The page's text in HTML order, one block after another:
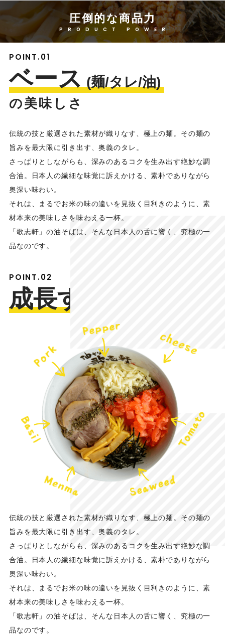
圧倒的な商品力
PRODUCT POWER
POINT.01
ベース (麺/タレ/油)
の美味しさ
伝統の技と厳選された素材が織りなす、極上の麺。その麺の
旨みを最大限に引き出す、奥義のタレ。
さっぱりとしながらも、深みのあるコクを生み出す絶妙な調
合油。日本人の繊細な味覚に訴えかける、素朴でありながら
奥深い味わい。
それは、まるでお米の味の違いを見抜く目利きのように、素
材本来の美味しさを味わえる一杯。
「歌志軒」の油そばは、そんな日本人の舌に響く、究極の一
品なのです。
POINT.02
成長する
伝統の技と厳選された素材が織りなす、極上の麺。その麺の
旨みを最大限に引き出す、奥義のタレ。
さっぱりとしながらも、深みのあるコクを生み出す絶妙な調
合油。日本人の繊細な味覚に訴えかける、素朴でありながら
奥深い味わい。
それは、まるでお米の味の違いを見抜く目利きのように、素
材本来の美味しさを味わえる一杯。
「歌志軒」の油そばは、そんな日本人の舌に響く、究極の一
品なのです。